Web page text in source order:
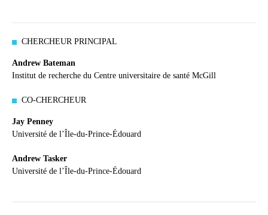
CHERCHEUR PRINCIPAL
Andrew Bateman
Institut de recherche du Centre universitaire de santé McGill
CO-CHERCHEUR
Jay Penney
Université de l’Île-du-Prince-Édouard
Andrew Tasker
Université de l’Île-du-Prince-Édouard